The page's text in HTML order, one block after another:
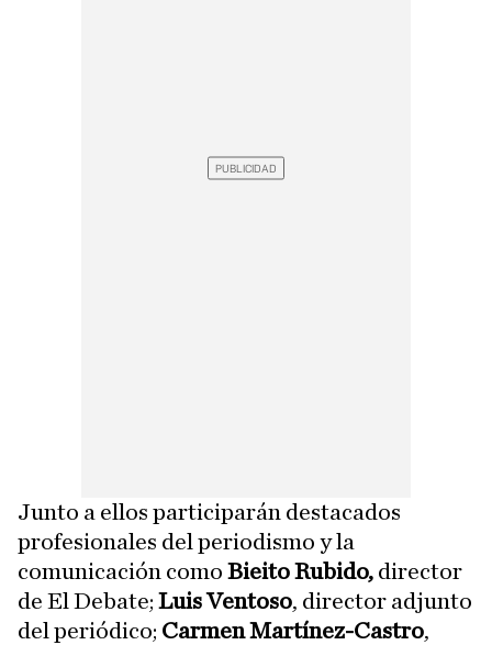
Junto a ellos participarán destacados
profesionales del periodismo y la
comunicación como Bieito Rubido, director
de El Debate; Luis Ventoso, director adjunto
del periódico; Carmen Martínez-Castro,